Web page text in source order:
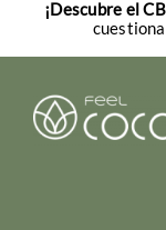
¡Descubre el